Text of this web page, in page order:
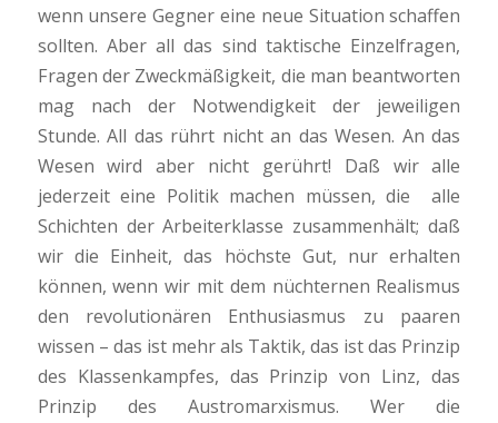
wenn unsere Gegner eine neue Situation schaffen
sollten. Aber all das sind taktische Einzelfragen,
Fragen der Zweckmäßigkeit, die man beantworten
mag nach der Notwendigkeit der jeweiligen
Stunde. All das rührt nicht an das Wesen. An das
Wesen wird aber nicht gerührt! Daß wir alle
jederzeit eine Politik machen müssen, die alle
Schichten der Arbeiterklasse zusammenhält; daß
wir die Einheit, das höchste Gut, nur erhalten
können, wenn wir mit dem nüchternen Realismus
den revolutionären Enthusiasmus zu paaren
wissen – das ist mehr als Taktik, das ist das Prinzip
des Klassenkampfes, das Prinzip von Linz, das
Prinzip des Austromarxismus. Wer die